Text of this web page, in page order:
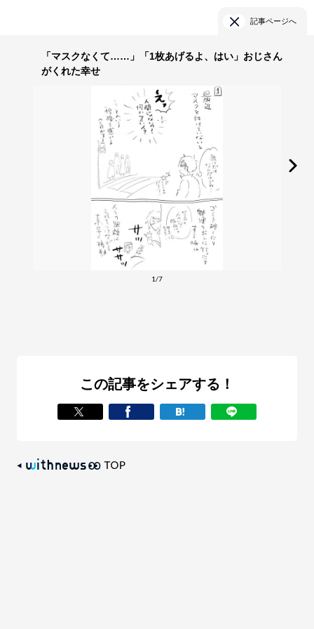
記事ページへ
「マスクなくて……」「1枚あげるよ、はい」おじさん
がくれた幸せ
1/7
この記事をシェアする！